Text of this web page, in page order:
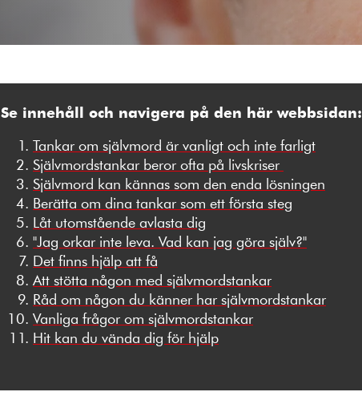
Se innehåll och navigera på den här webbsidan:
Tankar om självmord är vanligt och inte farligt
Självmordstankar beror ofta på livskriser
Självmord kan kännas som den enda lösningen
Berätta om dina tankar som ett första steg
Låt utomstående avlasta dig
"Jag orkar inte leva. Vad kan jag göra själv?"
Det finns hjälp att få
Att stötta någon med självmordstankar
Råd om någon du känner har självmordstankar
Vanliga frågor om självmordstankar
Hit kan du vända dig för hjälp